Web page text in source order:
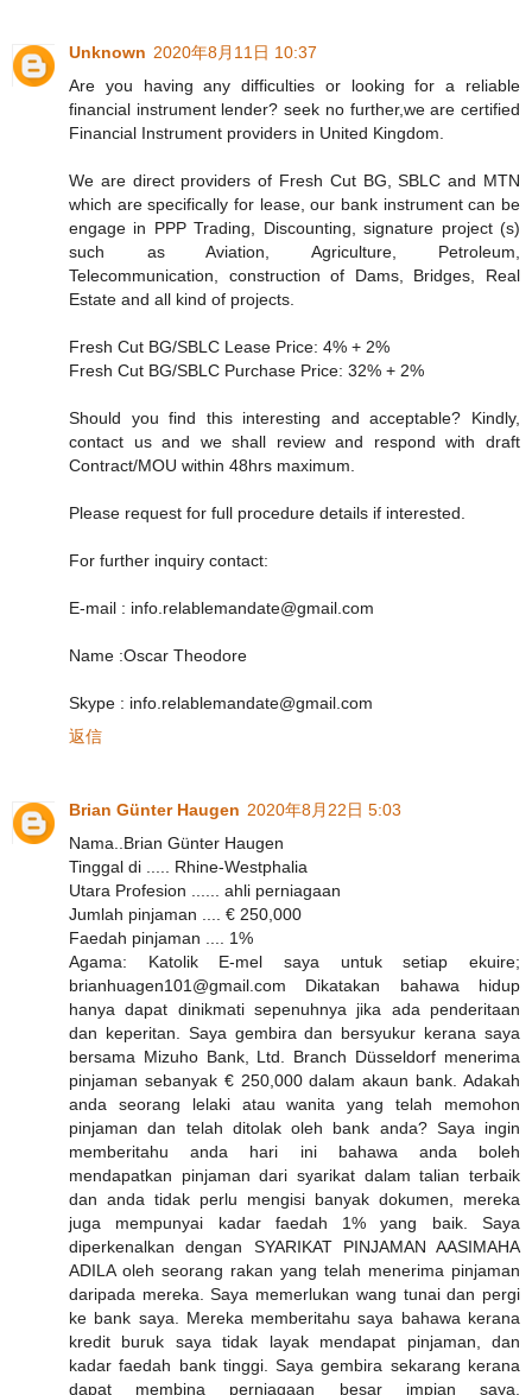
Unknown 2020年8月11日 10:37
Are you having any difficulties or looking for a reliable
financial instrument lender? seek no further,we are certified
Financial Instrument providers in United Kingdom.
We are direct providers of Fresh Cut BG, SBLC and MTN
which are specifically for lease, our bank instrument can be
engage in PPP Trading, Discounting, signature project (s)
such as Aviation, Agriculture, Petroleum,
Telecommunication, construction of Dams, Bridges, Real
Estate and all kind of projects.
Fresh Cut BG/SBLC Lease Price: 4% + 2%
Fresh Cut BG/SBLC Purchase Price: 32% + 2%
Should you find this interesting and acceptable? Kindly,
contact us and we shall review and respond with draft
Contract/MOU within 48hrs maximum.
Please request for full procedure details if interested.
For further inquiry contact:
E-mail : info.relablemandate@gmail.com
Name :Oscar Theodore
Skype : info.relablemandate@gmail.com
返信
Brian Günter Haugen 2020年8月22日 5:03
Nama..Brian Günter Haugen
Tinggal di ..... Rhine-Westphalia
Utara Profesion ...... ahli perniagaan
Jumlah pinjaman .... € 250,000
Faedah pinjaman .... 1%
Agama: Katolik E-mel saya untuk setiap ekuire;
brianhuagen101@gmail.com Dikatakan bahawa hidup
hanya dapat dinikmati sepenuhnya jika ada penderitaan
dan keperitan. Saya gembira dan bersyukur kerana saya
bersama Mizuho Bank, Ltd. Branch Düsseldorf menerima
pinjaman sebanyak € 250,000 dalam akaun bank. Adakah
anda seorang lelaki atau wanita yang telah memohon
pinjaman dan telah ditolak oleh bank anda? Saya ingin
memberitahu anda hari ini bahawa anda boleh
mendapatkan pinjaman dari syarikat dalam talian terbaik
dan anda tidak perlu mengisi banyak dokumen, mereka
juga mempunyai kadar faedah 1% yang baik. Saya
diperkenalkan dengan SYARIKAT PINJAMAN AASIMAHA
ADILA oleh seorang rakan yang telah menerima pinjaman
daripada mereka. Saya memerlukan wang tunai dan pergi
ke bank saya. Mereka memberitahu saya bahawa kerana
kredit buruk saya tidak layak mendapat pinjaman, dan
kadar faedah bank tinggi. Saya gembira sekarang kerana
dapat membina perniagaan besar impian saya.